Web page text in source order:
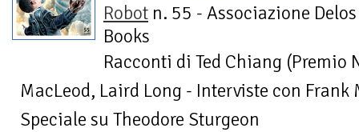
Robot n. 55 - Associazione Delos
Books
Racconti di Ted Chiang (Premio
MacLeod, Laird Long - Interviste con Frank
Speciale su Theodore Sturgeon